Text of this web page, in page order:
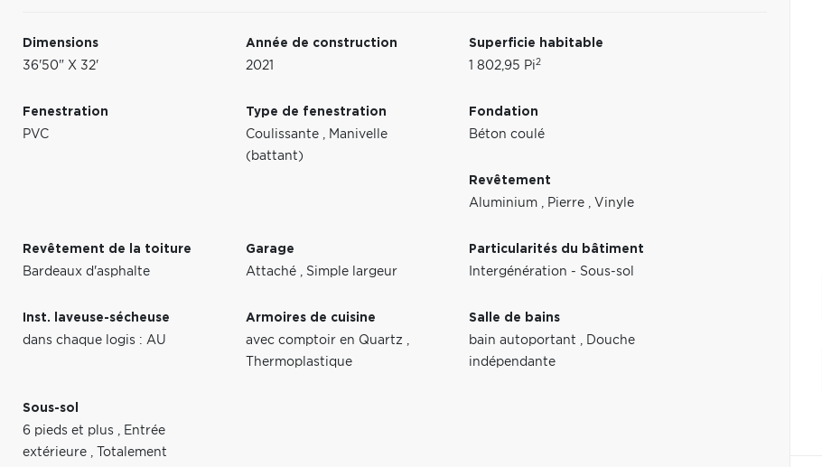
Dimensions
36'50" X 32'
Année de construction
2021
Superficie habitable
1 802,95 Pi2
Fenestration
PVC
Type de fenestration
Coulissante , Manivelle
(battant)
Fondation
Béton coulé
Revêtement
Aluminium , Pierre , Vinyle
Revêtement de la toiture
Bardeaux d'asphalte
Garage
Attaché , Simple largeur
Particularités du bâtiment
Intergénération - Sous-sol
Inst. laveuse-sécheuse
dans chaque logis : AU
Armoires de cuisine
avec comptoir en Quartz ,
Thermoplastique
Salle de bains
bain autoportant , Douche
indépendante
Sous-sol
6 pieds et plus , Entrée
extérieure ,
Totalement